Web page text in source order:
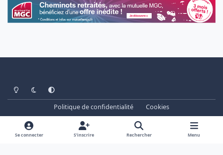
Light ModeDark ModeSystem Preference
Politique de confidentialité
Cookies
www.cheminots.net - Forum Libre depuis 2003
Powered by
Invision Community
Se connecter S’inscrire Rechercher Menu